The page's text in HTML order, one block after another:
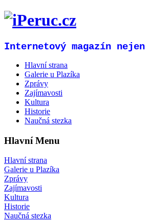
Internetový magazín
Hlavní strana
Galerie u Plazíka
Zprávy
Zajímavosti
Kultura
Historie
Naučná stezka
Hlavní Menu
Hlavní strana
Galerie u Plazíka
Zprávy
Zajímavosti
Kultura
Historie
Naučná stezka